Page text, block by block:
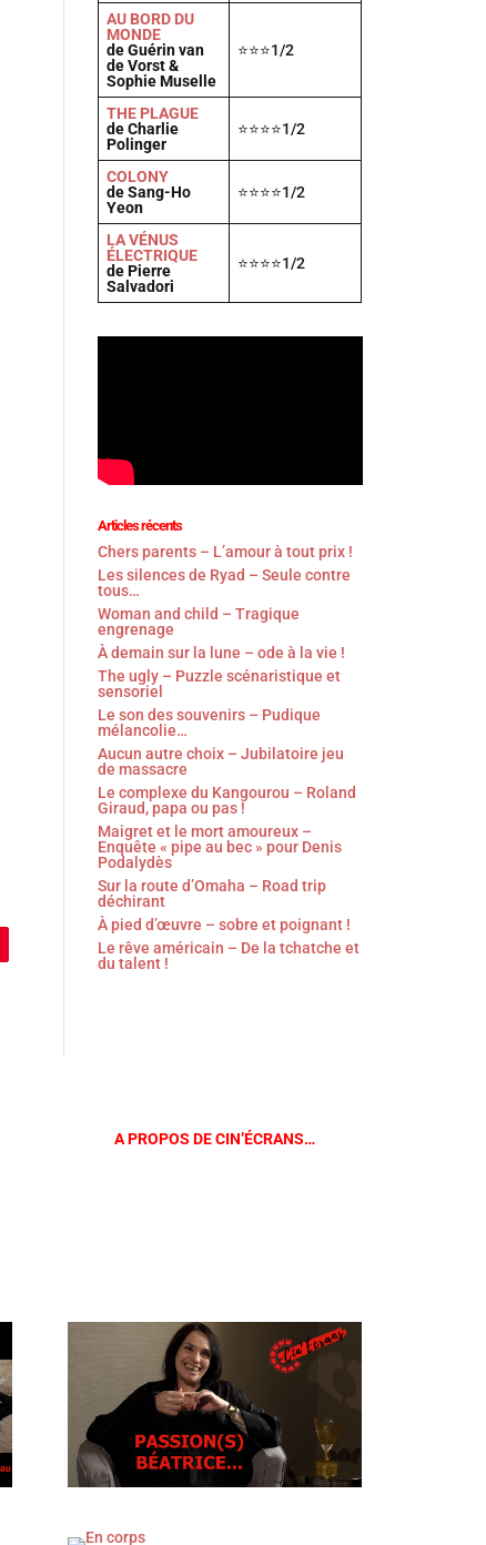
AU BORD DU
MONDE
de Guérin van
de Vorst &
Sophie Muselle
⭐⭐⭐1/2
THE PLAGUE
de Charlie
Polinger
⭐⭐⭐⭐1/2
COLONY
de Sang-Ho
Yeon
⭐⭐⭐⭐1/2
LA VÉNUS
ÉLECTRIQUE
de Pierre
Salvadori
⭐⭐⭐⭐1/2
Articles récents
Chers parents – L’amour à tout prix !
Les silences de Ryad – Seule contre
tous…
Woman and child – Tragique
engrenage
À demain sur la lune – ode à la vie !
The ugly – Puzzle scénaristique et
sensoriel
Le son des souvenirs – Pudique
mélancolie…
Aucun autre choix – Jubilatoire jeu
de massacre
Le complexe du Kangourou – Roland
Giraud, papa ou pas !
Maigret et le mort amoureux –
Enquête « pipe au bec » pour Denis
Podalydès
Sur la route d’Omaha – Road trip
déchirant
À pied d’œuvre – sobre et poignant !
Le rêve américain – De la tchatche et
du talent !
A PROPOS DE CIN’ÉCRANS…